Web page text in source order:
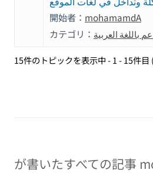
開始者： mohamamdA
カテゴリ： باللغة العربية
15件のトピックを表示中 - 1 - 15件目
が書いたすべての記事